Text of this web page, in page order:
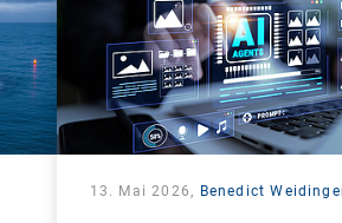
13. Mai 2026, Benedict